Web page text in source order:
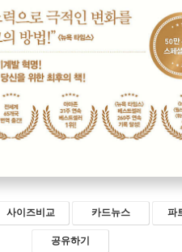
사이즈비교 카드뉴스 파
공유하기